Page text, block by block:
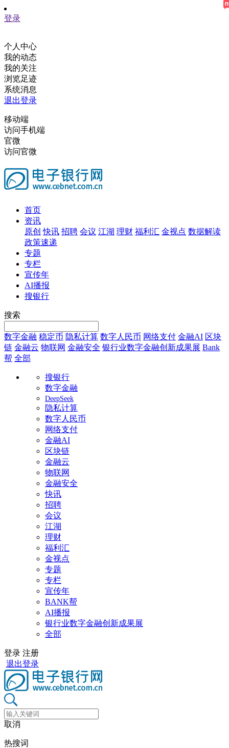
登录
个人中心
我的动态
我的关注
浏览足迹
系统消息
退出登录
移动端
访问手机端
官微
访问官微
首页
资讯
原创 快讯 招聘 会议 江湖 理财 福利汇 金视点 数据解读
政策速递
专题
专栏
宣传年
AI播报
搜银行
搜索
数字金融 稳定币 隐私计算 数字人民币 网络支付 金融AI 区块
链 金融云 物联网 金融安全 银行业数字金融创新成果展 Bank
帮 全部
搜银行
数字金融
DeepSeek
隐私计算
数字人民币
网络支付
金融AI
区块链
金融云
物联网
金融安全
快讯
招聘
会议
江湖
理财
福利汇
金视点
专题
专栏
宣传年
BANK帮
AI播报
银行业数字金融创新成果展
全部
登录 注册
退出登录
取消
热搜词